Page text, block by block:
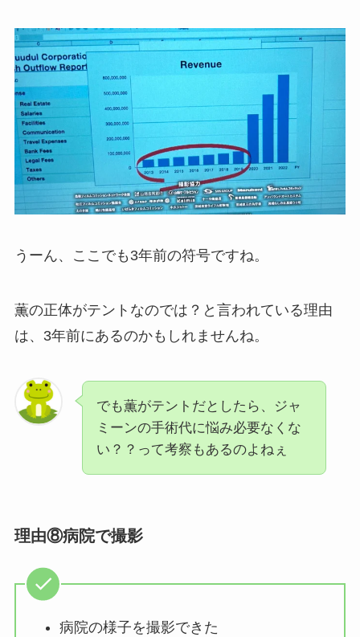
うーん、ここでも3年前の符号ですね。
薫の正体がテントなのでは？と言われている理由
は、3年前にあるのかもしれませんね。
でも薫がテントだとしたら、ジャ
ミーンの手術代に悩み必要なくな
い？？って考察もあるのよねぇ
理由⑧病院で撮影
病院の様子を撮影できた